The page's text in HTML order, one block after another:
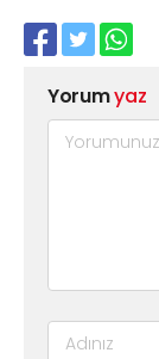
Yorumyaz